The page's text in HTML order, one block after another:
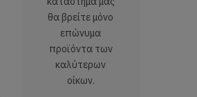
θα βρείτε μόνο
επώνυμα
προϊόντα των
καλύτερων
οίκων.